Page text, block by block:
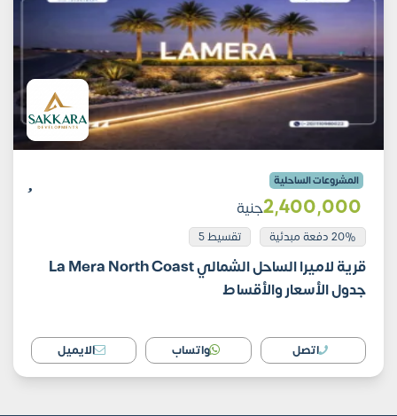
المشروعات الساحلية
2٬400٬000جنية
20% دفعة مبدئية تقسيط 5
قرية لاميرا الساحل الشمالي La Mera North Coast
جدول الأسعار والأقساط
اتصل واتساب الايميل